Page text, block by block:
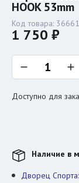
HOOK 53mm
Код товара: 36661
1 750 ₽
Доступно для
Наличие в
Дворец Спорта: